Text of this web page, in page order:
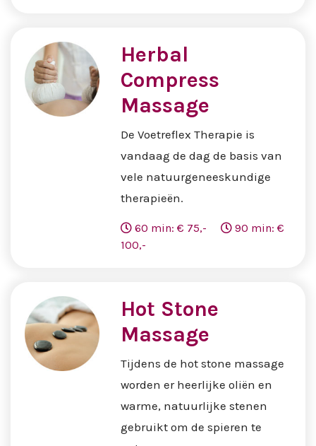
Herbal
Compress
Massage
De Voetreflex Therapie is
vandaag de dag de basis van
vele natuurgeneeskundige
therapieën.
60 min: € 75,-
90 min: €
100,-
Hot Stone
Massage
Tijdens de hot stone massage
worden er heerlijke oliën en
warme, natuurlijke stenen
gebruikt om de spieren te